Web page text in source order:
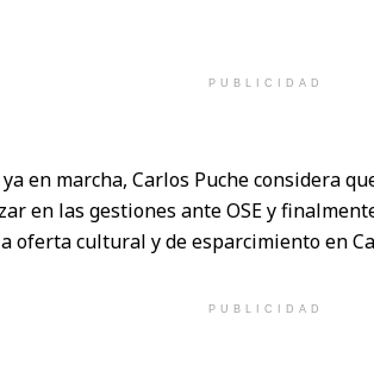
PUBLICIDAD
en marcha, Carlos Puche considera
en las gestiones ante OSE y
oferta cultural y de esparcimiento en
PUBLICIDAD